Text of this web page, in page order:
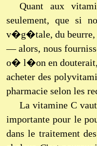
Quant aux
seulement, que si
v�g�tale, du beurre,
— alors, nous
o� l�on en
acheter des
pharmacie selon les
La vitamine C
importante pour le
dans le traitement